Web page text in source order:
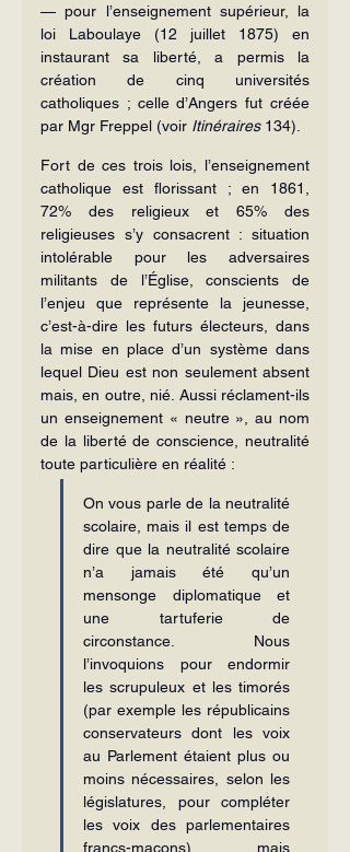
— pour l’enseignement supérieur, la
loi Laboulaye (12 juillet 1875) en
instaurant sa liberté, a permis la
création de cinq universités
catholiques ; celle d’Angers fut créée
par Mgr Freppel (voir Itinéraires 134).
Fort de ces trois lois, l’enseignement
catholique est florissant ; en 1861,
72% des religieux et 65% des
religieuses s’y consacrent : situation
intolérable pour les adversaires
militants de l’Église, conscients de
l’enjeu que représente la jeunesse,
c’est-à-dire les futurs électeurs, dans
la mise en place d’un système dans
lequel Dieu est non seulement absent
mais, en outre, nié. Aussi réclament-ils
un enseignement « neutre », au nom
de la liberté de conscience, neutralité
toute particulière en réalité :
On vous parle de la neutralité
scolaire, mais il est temps de
dire que la neutralité scolaire
n’a jamais été qu’un
mensonge diplomatique et
une tartuferie de
circonstance. Nous
l’invoquions pour endormir
les scrupuleux et les timorés
(par exemple les républicains
conservateurs dont les voix
au Parlement étaient plus ou
moins nécessaires, selon les
législatures, pour compléter
les voix des parlementaires
francs-maçons), mais